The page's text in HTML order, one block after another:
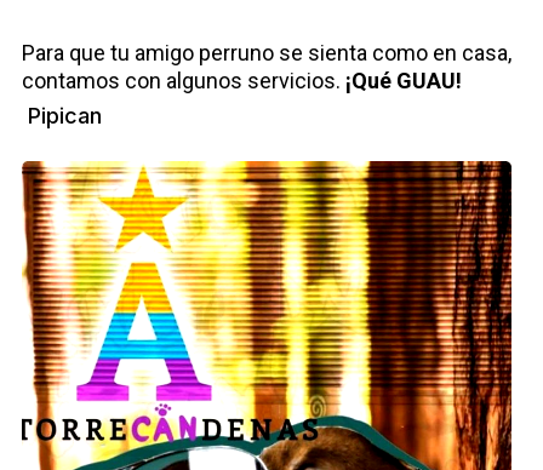
Para que tu amigo perruno se sienta como en casa,
contamos con algunos servicios. ¡Qué GUAU!
Pipican